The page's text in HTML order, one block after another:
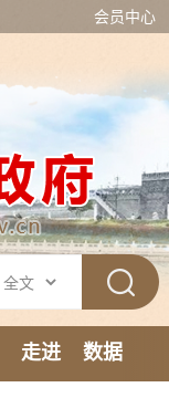
会员中心
走进
数据